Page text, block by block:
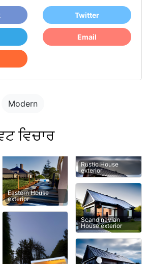
Twitter
Email
Modern
ਵਿਚਾਰ
Eastern House
exterior
Rustic House
exterior
Scandinavian
House exterior